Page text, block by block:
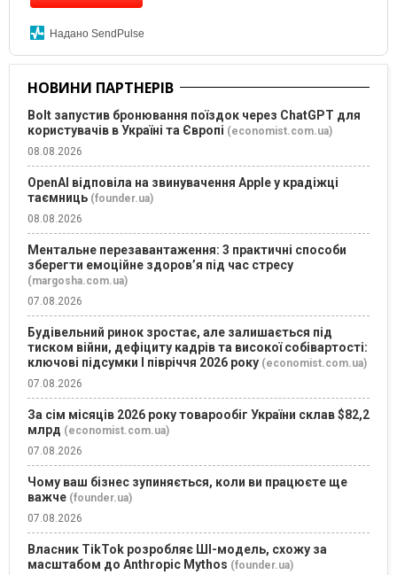
Надано SendPulse
НОВИНИ ПАРТНЕРІВ
Bolt запустив бронювання поїздок через ChatGPT для
користувачів в Україні та Європі (economist.com.ua)
08.08.2026
OpenAI відповіла на звинувачення Apple у крадіжці
таємниць (founder.ua)
08.08.2026
Ментальне перезавантаження: 3 практичні способи
зберегти емоційне здоров’я під час стресу
(margosha.com.ua)
07.08.2026
Будівельний ринок зростає, але залишається під
тиском війни, дефіциту кадрів та високої собівартості:
ключові підсумки І півріччя 2026 року (economist.com.ua)
07.08.2026
За сім місяців 2026 року товарообіг України склав $82,2
млрд (economist.com.ua)
07.08.2026
Чому ваш бізнес зупиняється, коли ви працюєте ще
важче (founder.ua)
07.08.2026
Власник TikTok розробляє ШІ-модель, схожу за
масштабом до Anthropic Mythos (founder.ua)